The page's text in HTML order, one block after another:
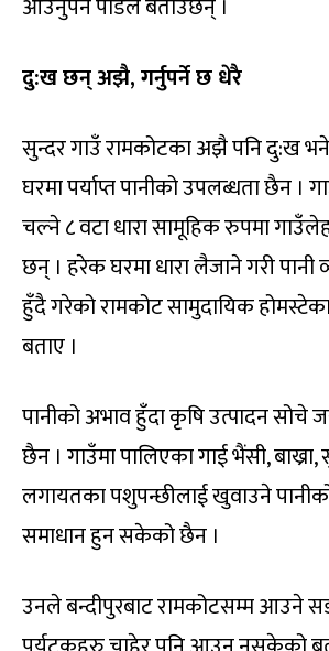
दु:ख छन् अझै, गर्नुपर्ने छ धेरै
सुन्दर गाउँ रामकोटका अझै पनि दु:ख
घरमा पर्याप्त पानीको उपलब्धता छैन ।
चल्ने ८ वटा धारा सामूहिक रुपमा
छन् । हरेक घरमा धारा लैजाने गरी
हुँदै गरेको रामकोट सामुदायिक
बताए ।
पानीको अभाव हुँदा कृषि उत्पादन सोचे
छैन । गाउँमा पालिएका गाई भैंसी,
लगायतका पशुपन्छीलाई खुवाउने
समाधान हुन सकेको छैन ।
उनले बन्दीपुरबाट रामकोटसम्म आउने